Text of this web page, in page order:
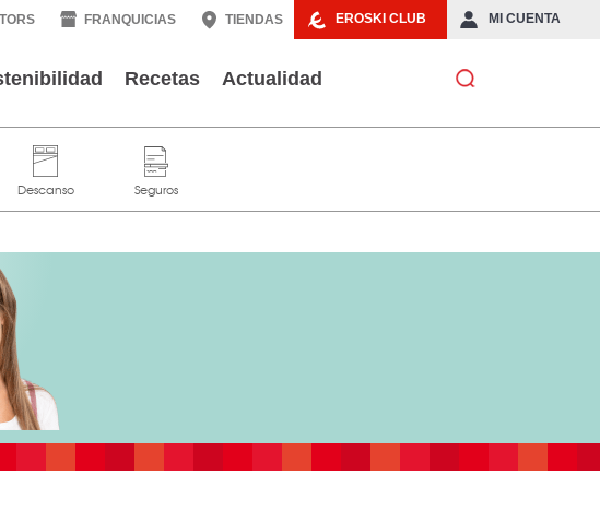
EROSKI CLUB MI CUENTA
FRANQUICIAS TIENDAS
Recetas Actualidad